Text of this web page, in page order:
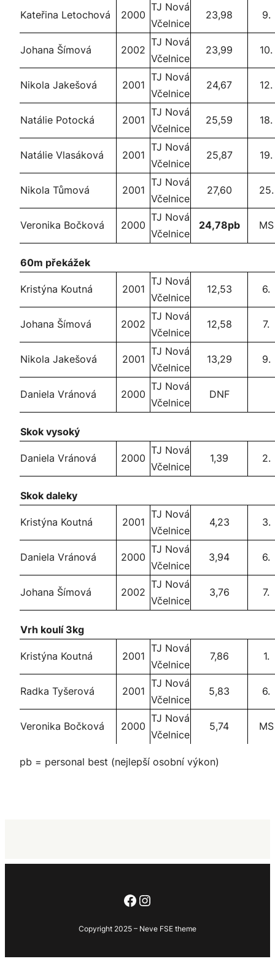
Kateřina Letochová 2000
TJ Nová
Včelnice
23,98 9.
Johana Šímová 2002
TJ Nová
Včelnice
23,99 10.
Nikola Jakešová 2001
TJ Nová
Včelnice
24,67 12.
Natálie Potocká 2001
TJ Nová
Včelnice
25,59 18.
Natálie Vlasáková 2001
TJ Nová
Včelnice
25,87 19.
Nikola Tůmová 2001
TJ Nová
Včelnice
27,60 25.
Veronika Bočková 2000
TJ Nová
Včelnice
24,78pb MS
60m překážek
Kristýna Koutná 2001
TJ Nová
Včelnice
12,53 6.
Johana Šímová 2002
TJ Nová
Včelnice
12,58 7.
Nikola Jakešová 2001
TJ Nová
Včelnice
13,29 9.
Daniela Vránová 2000
TJ Nová
Včelnice
DNF
Skok vysoký
Daniela Vránová 2000
TJ Nová
Včelnice
1,39 2.
Skok daleky
Kristýna Koutná 2001
TJ Nová
Včelnice
4,23 3.
Daniela Vránová 2000
TJ Nová
Včelnice
3,94 6.
Johana Šímová 2002
TJ Nová
Včelnice
3,76 7.
Vrh koulí 3kg
Kristýna Koutná 2001
TJ Nová
Včelnice
7,86 1.
Radka Tyšerová 2001
TJ Nová
Včelnice
5,83 6.
Veronika Bočková 2000
TJ Nová
Včelnice
5,74 MS
pb = personal best (nejlepší osobní výkon)
Facebook
Instagram
Copyright 2025 – Neve FSE theme